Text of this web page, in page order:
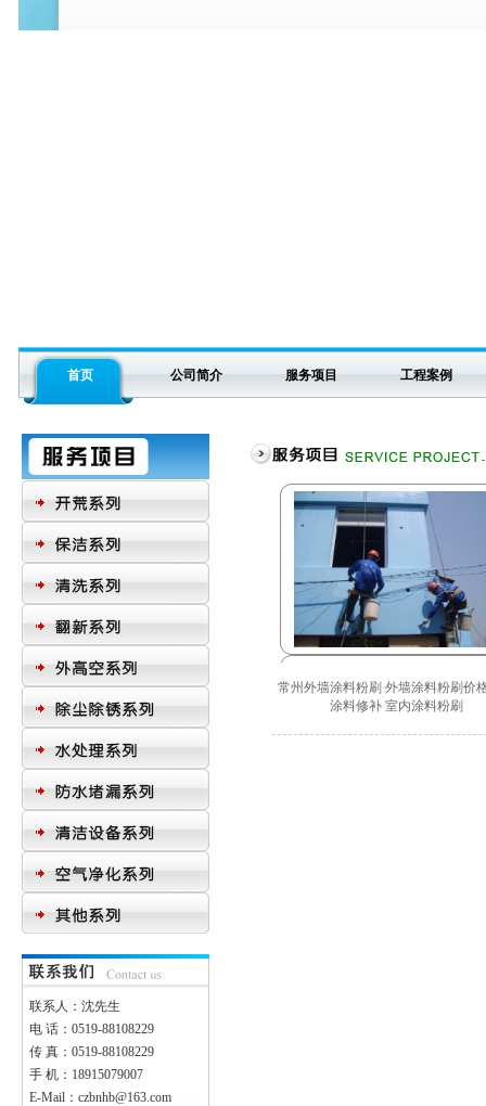
首页 公司简介 服务项目 工程案例
联系人：沈先生
电 话：0519-88108229
传 真：0519-88108229
手 机：18915079007
E-Mail：czbnhb@163.com
常州外墙涂料粉刷 外墙涂料粉刷价
涂料修补 室内涂料粉刷